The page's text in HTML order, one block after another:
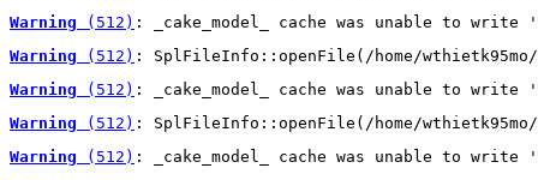
Warning (512) : _cake_model_ cache was unable to
Warning (512) : SplFileInfo::openFile(/home/wthietk95mo/
Warning (512) : _cake_model_ cache was unable to
Warning (512) : SplFileInfo::openFile(/home/wthietk95mo/
Warning (512) : _cake_model_ cache was unable to